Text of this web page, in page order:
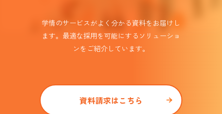
学情のサービスがよく分かる資料をお届けし
ます。 最適な採用を可能にするソリューショ
ンを ご紹介しています。​
資料請求はこちら